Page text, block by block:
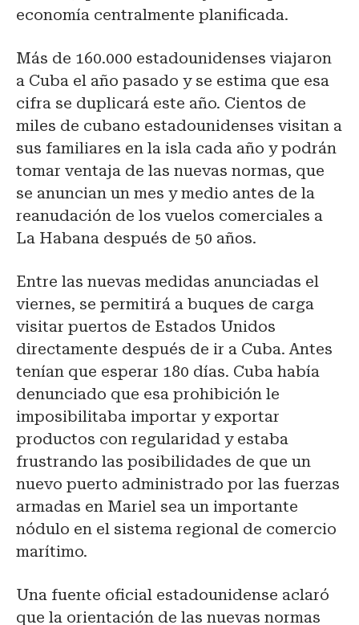
economía centralmente planificada.
Más de 160.000 estadounidenses viajaron
a Cuba el año pasado y se estima que esa
cifra se duplicará este año. Cientos de
miles de cubano estadounidenses visitan a
sus familiares en la isla cada año y podrán
tomar ventaja de las nuevas normas, que
se anuncian un mes y medio antes de la
reanudación de los vuelos comerciales a
La Habana después de 50 años.
Entre las nuevas medidas anunciadas el
viernes, se permitirá a buques de carga
visitar puertos de Estados Unidos
directamente después de ir a Cuba. Antes
tenían que esperar 180 días. Cuba había
denunciado que esa prohibición le
imposibilitaba importar y exportar
productos con regularidad y estaba
frustrando las posibilidades de que un
nuevo puerto administrado por las fuerzas
armadas en Mariel sea un importante
nódulo en el sistema regional de comercio
marítimo.
Una fuente oficial estadounidense aclaró
que la orientación de las nuevas normas